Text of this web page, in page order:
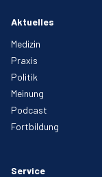
Aktuelles
Medizin
Praxis
Politik
Meinung
Podcast
Fortbildung
Service